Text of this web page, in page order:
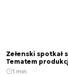
Zełenski spotkał
Tematem
1 min.